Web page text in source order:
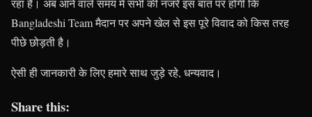
रहा है। अब आने वाले समय में सभी की नजरें इस बात पर होंगी कि
Bangladeshi Team मैदान पर अपने खेल से इस पूरे विवाद को किस तरह
पीछे छोड़ती है।
ऐसी ही जानकारी के लिए हमारे साथ जुड़े रहे, धन्यवाद।
Share this: